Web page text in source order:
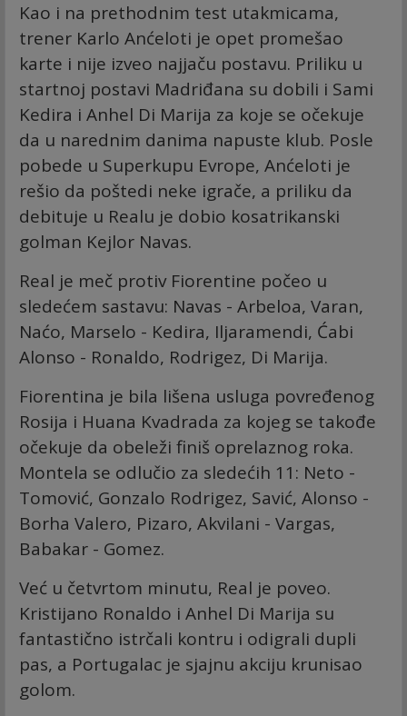
Kao i na prethodnim test utakmicama,
trener Karlo Anćeloti je opet promešao
karte i nije izveo najjaču postavu. Priliku u
startnoj postavi Madriđana su dobili i Sami
Kedira i Anhel Di Marija za koje se očekuje
da u narednim danima napuste klub. Posle
pobede u Superkupu Evrope, Anćeloti je
rešio da poštedi neke igrače, a priliku da
debituje u Realu je dobio kosatrikanski
golman Kejlor Navas.
Real je meč protiv Fiorentine počeo u
sledećem sastavu: Navas - Arbeloa, Varan,
Naćo, Marselo - Kedira, Iljaramendi, Ćabi
Alonso - Ronaldo, Rodrigez, Di Marija.
Fiorentina je bila lišena usluga povređenog
Rosija i Huana Kvadrada za kojeg se takođe
očekuje da obeleži finiš oprelaznog roka.
Montela se odlučio za sledećih 11: Neto -
Tomović, Gonzalo Rodrigez, Savić, Alonso -
Borha Valero, Pizaro, Akvilani - Vargas,
Babakar - Gomez.
Već u četvrtom minutu, Real je poveo.
Kristijano Ronaldo i Anhel Di Marija su
fantastično istrčali kontru i odigrali dupli
pas, a Portugalac je sjajnu akciju krunisao
golom.